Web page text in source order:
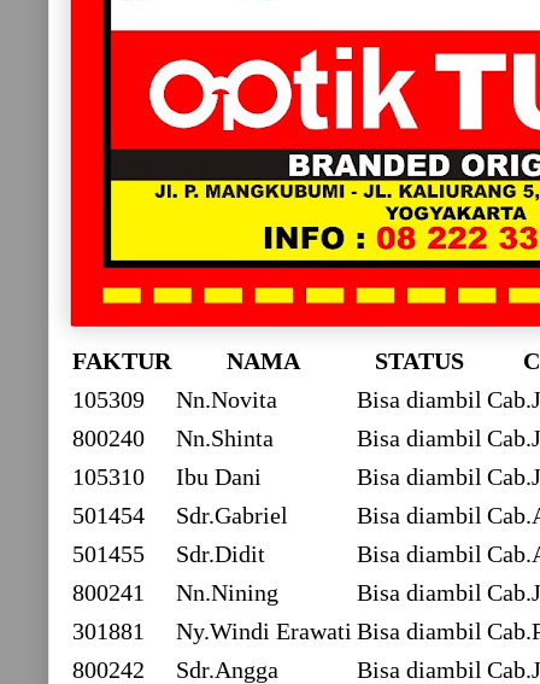
FAKTUR NAMA STATUS
105309
Nn.Novita Bisa diambil
800240
Nn.Shinta Bisa diambil
105310
Ibu Dani Bisa diambil
501454
Sdr.Gabriel Bisa diambil
501455
Sdr.Didit Bisa diambil
800241
Nn.Nining Bisa diambil
301881
Ny.Windi Erawati Bisa diambil
800242
Sdr.Angga Bisa diambil